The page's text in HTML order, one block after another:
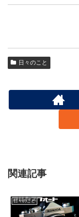
日々のこと
関連記事
日々のこと